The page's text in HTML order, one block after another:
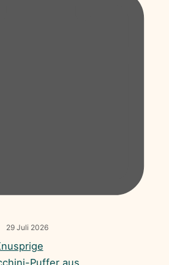
29 Juli 2026